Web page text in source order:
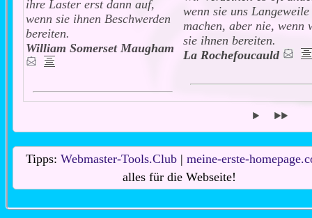
ihre Laster erst dann auf,
wenn sie ihnen Beschwerden
bereiten.
William Somerset Maugham
wenn sie uns Langeweile
machen, aber nie, wenn
sie ihnen bereiten.
La Rochefoucauld
Tipps: Webmaster-Tools.Club| meine-erste-
alles für die Webseite!